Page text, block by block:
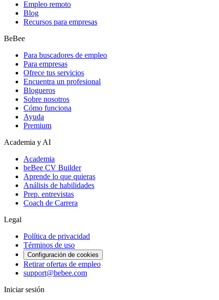
Empleo remoto
Blog
Recursos para empresas
BeBee
Para buscadores de empleo
Para empresas
Ofrece tus servicios
Encuentra un profesional
Blogueros
Sobre nosotros
Cómo funciona
Ayuda
Premium
Academia y AI
Academia
beBee CV Builder
Aprende lo que quieras
Análisis de habilidades
Prep. entrevistas
Coach de Carrera
Legal
Política de privacidad
Términos de uso
Configuración de cookies
Retirar ofertas de empleo
support@bebee.com
Iniciar sesión